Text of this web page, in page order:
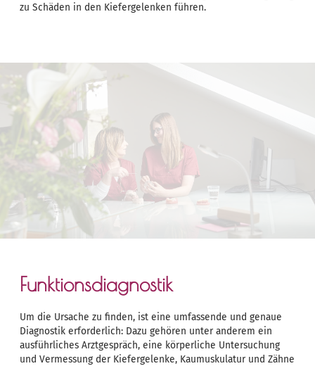
zu Schäden in den Kiefergelenken führen.
Funktionsdiagnostik
Um die Ursache zu finden, ist eine umfassende und genaue
Diagnostik erforderlich: Dazu gehören unter anderem ein
ausführliches Arztgespräch, eine körperliche Untersuchung
und Vermessung der Kiefergelenke, Kaumuskulatur und Zähne